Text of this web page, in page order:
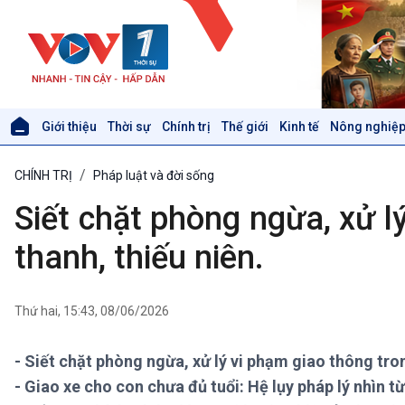
Giới thiệu Thời sự Chính trị Thế giới Kinh tế Nông
Thời sự 12h
Thời sự 18h
Thời sự 21h30
Bản tin
Xã hội
Tin Đời sống & Xã hội
Khoa học & Công nghệ
Tin Khoa học & Công nghệ
CHÍNH TRỊ Pháp luật và đời sống
Siết chặt phòng ngừa, xử
thanh, thiếu niên.
Thứ hai, 15:43, 08/06/2026
- Siết chặt phòng ngừa, xử lý vi phạm giao thông
- Giao xe cho con chưa đủ tuổi: Hệ lụy pháp lý nhìn